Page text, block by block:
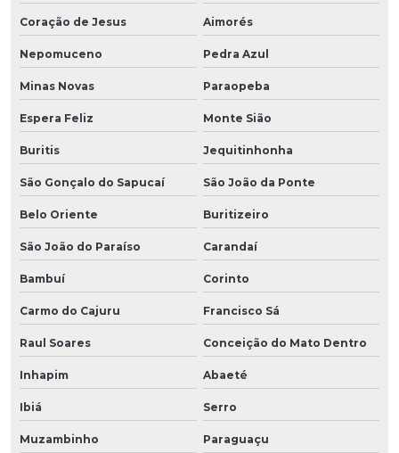
Coração de Jesus Aimorés
Nepomuceno Pedra Azul
Minas Novas Paraopeba
Espera Feliz Monte Sião
Buritis Jequitinhonha
São Gonçalo do Sapucaí São João da Ponte
Belo Oriente Buritizeiro
São João do Paraíso Carandaí
Bambuí Corinto
Carmo do Cajuru Francisco Sá
Raul Soares Conceição do Mato Dentro
Inhapim Abaeté
Ibiá Serro
Muzambinho Paraguaçu